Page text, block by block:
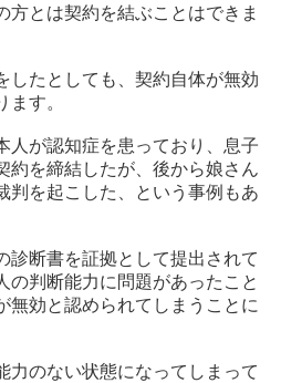
方とは契約を結ぶことはできま
したとしても、契約自体が無効
ます。
人が認知症を患っており、息子
約を締結したが、後から娘さん
判を起こした、という事例もあ
診断書を証拠として提出されて
の判断能力に問題があったこと
無効と認められてしまうことに
力のない状態になってしまって